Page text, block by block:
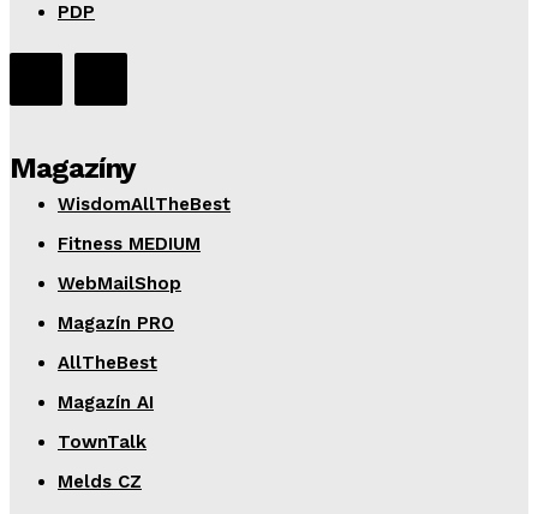
PDP
Magazíny
WisdomAllTheBest
Fitness MEDIUM
WebMailShop
Magazín PRO
AllTheBest
Magazín AI
TownTalk
Melds CZ